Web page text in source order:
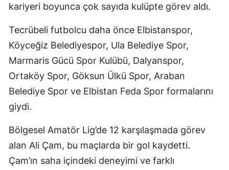
kariyeri boyunca çok sayıda kulüpte görev aldı.
Tecrübeli futbolcu daha önce Elbistanspor,
Köyceğiz Belediyespor, Ula Belediye Spor,
Marmaris Gücü Spor Kulübü, Dalyanspor,
Ortaköy Spor, Göksun Ülkü Spor, Araban
Belediye Spor ve Elbistan Feda Spor formalarını
giydi.
Bölgesel Amatör Lig’de 12 karşılaşmada görev
alan Ali Çam, bu maçlarda bir gol kaydetti.
Çam’ın saha içindeki deneyimi ve farklı